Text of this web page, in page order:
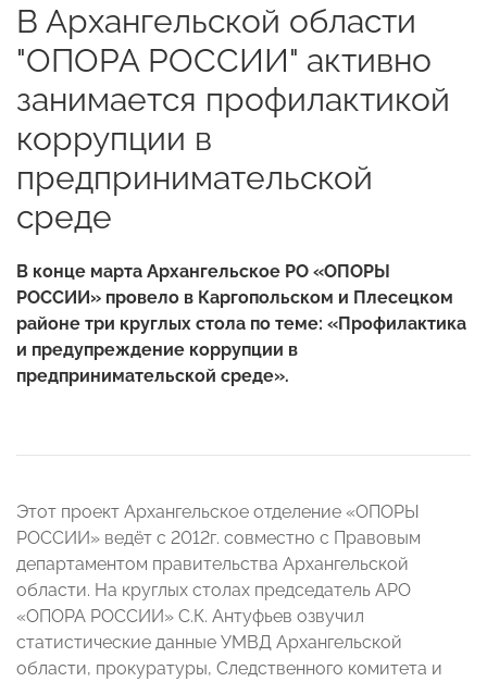
В Архангельской области
"ОПОРА РОССИИ" активно
занимается профилактикой
коррупции в
предпринимательской
среде
В конце марта Архангельское РО «ОПОРЫ
РОССИИ» провело в Каргопольском и Плесецком
районе три круглых стола по теме: «Профилактика
и предупреждение коррупции в
предпринимательской среде».
Этот проект Архангельское отделение «ОПОРЫ
РОССИИ» ведёт с 2012г. совместно с Правовым
департаментом правительства Архангельской
области. На круглых столах председатель АРО
«ОПОРА РОССИИ» С.К. Антуфьев озвучил
статистические данные УМВД Архангельской
области, прокуратуры, Следственного комитета и